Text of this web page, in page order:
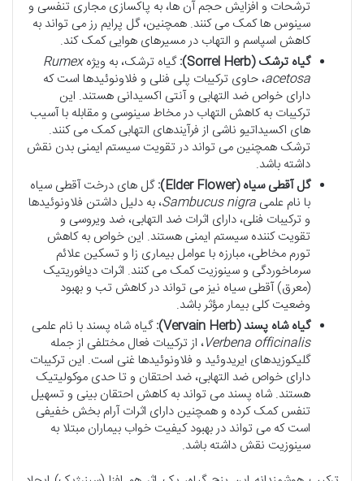
ترشحات و افزایش حجم آن ها، به پاکسازی مجاری تنفسی و
سینوس ها کمک می کنند. همچنین، گل پرایم رز می تواند به
کاهش اسپاسم و التهاب در مسیرهای هوایی کمک کند.
گیاه ترشک (Sorrel Herb):
گیاه ترشک، به ویژهRumex
acetosa، حاوی ترکیبات پلی فنلی و فلاونوئیدها است که
دارای خواص ضد التهابی و آنتی اکسیدانی هستند. این
ترکیبات به کاهش التهاب در مخاط سینوسی و مقابله با آسیب
های اکسیداتیو ناشی از فرآیندهای التهابی کمک می کنند.
ترشک همچنین می تواند در تقویت سیستم ایمنی بدن نقش
داشته باشد.
گل آقطی سیاه (Elder Flower):
گل های درخت آقطی سیاه
با نام علمی Sambucus nigra، به دلیل داشتن فلاونوئیدها
و ترکیبات فنلی، دارای اثرات ضد التهابی، ضد ویروسی و
تقویت کننده سیستم ایمنی هستند. این خواص به کاهش
تورم مخاطی، مبارزه با عوامل بیماری زا و تسکین علائم
سرماخوردگی و سینوزیت کمک می کنند. اثرات دیافوریتیک
(معرق) آقطی سیاه نیز می تواند در کاهش تب و بهبود
وضعیت کلی بیمار مؤثر باشد.
گیاه شاه پسند (Vervain Herb):
گیاه شاه پسند با نام علمی
Verbena officinalis، از ترکیبات فعال مختلفی از جمله
گلیکوزیدهای ایریدوئید و فلاونوئیدها غنی است. این ترکیبات
دارای خواص ضد التهابی، ضد احتقان و تا حدی موکولیتیک
هستند. شاه پسند می تواند به کاهش احتقان بینی و تسهیل
تنفس کمک کرده و همچنین دارای اثرات آرام بخش خفیفی
است که می تواند در بهبود کیفیت خواب بیماران مبتلا به
سینوزیت نقش داشته باشد.